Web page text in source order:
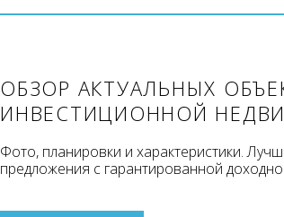
ОБЗОР АКТУАЛЬНЫХ
ИНВЕСТИЦИОННОЙ
Фото, планировки и характеристики.
предложения с гарантированной